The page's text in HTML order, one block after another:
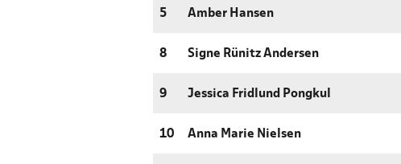
5 Amber Hansen
8 Signe Rünitz Andersen
9 Jessica Fridlund Pongkul
10 Anna Marie Nielsen